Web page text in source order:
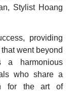
Stylist Hoang
providing
went beyond
a harmonious
who share a
for the art of